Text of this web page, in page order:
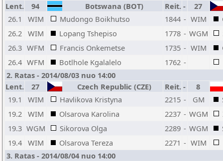
Lent.
94 Botswana (BOT) Reit. -
27
26.1
WIM Mudongo Boikhutso 1844 - WIM
26.2 WIM Lopang Tshepiso 1778 - WGM
26.3 WFM Francis Onkemetse 1735 - WIM
26.4 WFM Botlhole Kgalalelo 1762 -
2. Ratas - 2014/08/03 nuo 14:00
Lent.
27 Czech Republic (CZE) Reit. -
8
19.1
WIM Havlikova Kristyna 2215 - GM
19.2 WIM Olsarova Karolina 2237 - WGM
19.3 WGM Sikorova Olga 2289 - WGM
19.4 WIM Olsarova Tereza 2271 - WIM
3. Ratas - 2014/08/04 nuo 14:00